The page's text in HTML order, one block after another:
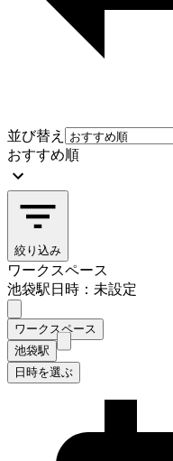
並び替え
おすすめ順
絞り込み
ワークスペース
池袋駅日時：未設定
ワークスペース
池袋駅
日時を選ぶ